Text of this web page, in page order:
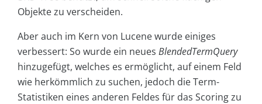
Objekte zu verscheiden.
Aber auch im Kern von Lucene wurde einiges
verbessert: So wurde ein neues BlendedTermQuery
hinzugefügt, welches es ermöglicht, auf einem Feld
wie herkömmlich zu suchen, jedoch die Term-
Statistiken eines anderen Feldes für das Scoring zu